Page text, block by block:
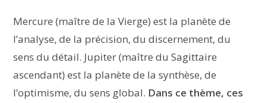
Mercure (maître de la Vierge) est la planète de
l’analyse, de la précision, du discernement, du
sens du détail. Jupiter (maître du Sagittaire
ascendant) est la planète de la synthèse, de
l’optimisme, du sens global. Dans ce thème, ces